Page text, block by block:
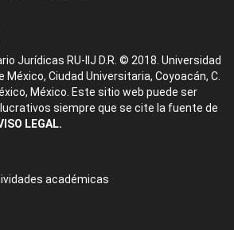
Jurídicas RU-IIJ D.R. © 2018. Universidad
México, Ciudad Universitaria, Coyoacán, C.
México. Este sitio web puede ser
siempre que se cite la fuente de
LEGAL.
académicas